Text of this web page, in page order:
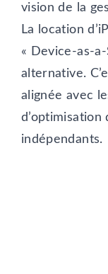
vision de la
La location
« Device-as-a-
alternative.
alignée avec
indépendants.